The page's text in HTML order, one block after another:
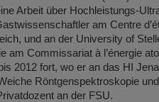
Arbeit über Hochleistungs-
am Centre
und an der University of
am Commissariat à l’énergie
2012 fort, wo er an das HI
Röntgenspektroskopie
an der FSU.